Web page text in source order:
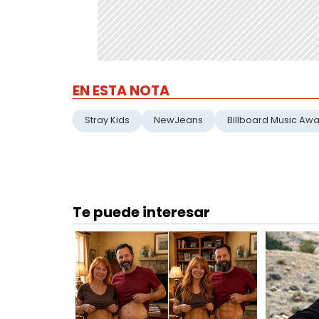
EN ESTA NOTA
Stray Kids NewJeans Billboard Music